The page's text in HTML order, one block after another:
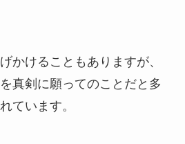
かけることもありますが、
真剣に願ってのことだと多
ています。